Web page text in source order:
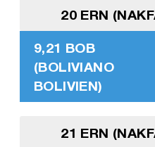
20 ERN
9,21 BOB
(BOLIVIANO
BOLIVIEN)
21 ERN